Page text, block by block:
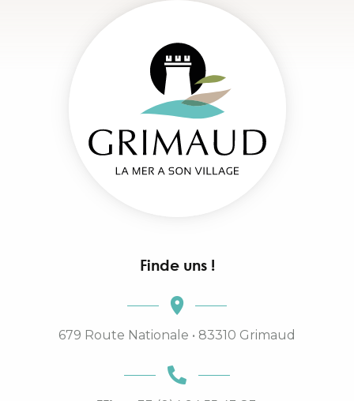
Finde uns !
679 Route Nationale • 83310 Grimaud